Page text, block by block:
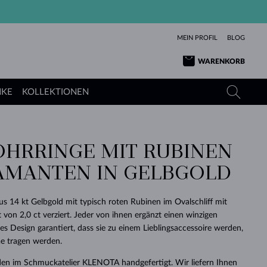
MEIN PROFIL BLOG
WARENKORB
RICHTIGEN
DURCHSEHEN
LIEBE
DURCHSEHEN
GELBGOLD
ROSÉGOLD
ANGEBOT
DURCHSEHEN
TANSANITE
TOPASE
TURMALINE
MOLDAVITE
BABY-OHRRINGE
SCHÖN
DURCHSEHEN
TURMALINE
MOLDAVITE
MINERALKETTEN
PERLEN ANHÄNGER
WEISSGOLD
SIMPLEN
DINGE
ARMBÄNDER
DURCHSEHEN
PERLEN
DURCHSEHEN
SAPHIRE
SMARAGDE
MOLDAVITE
MINERALIEN
HOCHZEITSSCHMUCK
KLENOTA
DURCHSEHEN
SCHENKEN
DURCHSEHEN
KOLLEKTIONEN
KOLLEKTIONEN
DURCHSEHEN
MIT RUBINEN
IN GELBGOLD
14 kt Gelbgold mit typisch roten Rubinen im Ovalschliff mit
von 2,0 ct verziert. Jeder von ihnen ergänzt einen winzigen
Design garantiert, dass sie zu einem Lieblingsaccessoire werden,
tragen werden.
im Schmuckatelier KLENOTA handgefertigt. Wir liefern Ihnen